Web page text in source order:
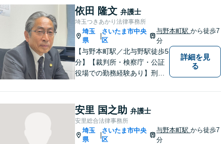
ご依頼いただいた際には、解
決まで責任を持ってサポート
させていただきます。 ぜひご
相談ください。
依田 隆文 弁護士
埼玉つきあかり法律事務所
埼玉
県
さいたま市中央
区
与野本町駅から徒歩7
分
【与野本町駅／北与野駅徒歩5
分】【裁判所・検察庁・公証
役場での勤務経験あり】刑事
お困りごとはなんでもご相談
ください。一人一人に真摯に
向き合い、納得のいく解決へ
と導いてまいります。【休
日・夜間対応】
詳細を見
る
安里 国之助 弁護士
安里総合法律事務所
埼玉
県
さいたま市中央
区
与野本町駅から徒歩7
分